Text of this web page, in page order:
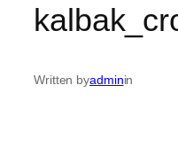
Written byadminin